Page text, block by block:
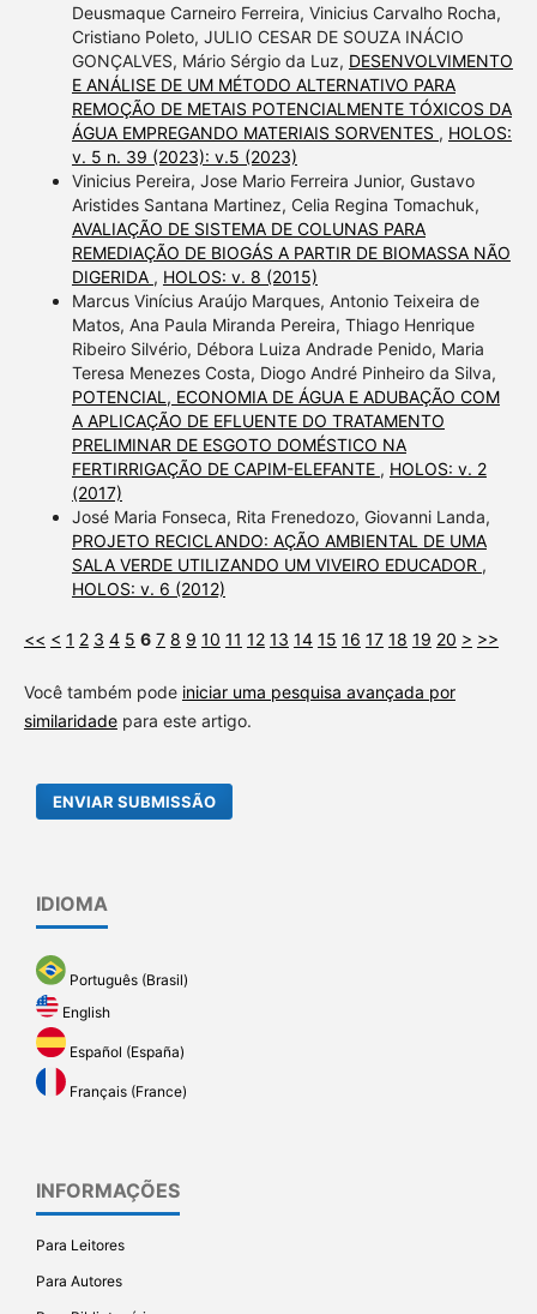
Deusmaque Carneiro Ferreira, Vinicius Carvalho Rocha,
Cristiano Poleto, JULIO CESAR DE SOUZA INÁCIO
GONÇALVES, Mário Sérgio da Luz, DESENVOLVIMENTO
E ANÁLISE DE UM MÉTODO ALTERNATIVO PARA
REMOÇÃO DE METAIS POTENCIALMENTE TÓXICOS DA
ÁGUA EMPREGANDO MATERIAIS SORVENTES , HOLOS:
v. 5 n. 39 (2023): v.5 (2023)
Vinicius Pereira, Jose Mario Ferreira Junior, Gustavo
Aristides Santana Martinez, Celia Regina Tomachuk,
AVALIAÇÃO DE SISTEMA DE COLUNAS PARA
REMEDIAÇÃO DE BIOGÁS A PARTIR DE BIOMASSA NÃO
DIGERIDA , HOLOS: v. 8 (2015)
Marcus Vinícius Araújo Marques, Antonio Teixeira de
Matos, Ana Paula Miranda Pereira, Thiago Henrique
Ribeiro Silvério, Débora Luiza Andrade Penido, Maria
Teresa Menezes Costa, Diogo André Pinheiro da Silva,
POTENCIAL, ECONOMIA DE ÁGUA E ADUBAÇÃO COM
A APLICAÇÃO DE EFLUENTE DO TRATAMENTO
PRELIMINAR DE ESGOTO DOMÉSTICO NA
FERTIRRIGAÇÃO DE CAPIM-ELEFANTE , HOLOS: v. 2
(2017)
José Maria Fonseca, Rita Frenedozo, Giovanni Landa,
PROJETO RECICLANDO: AÇÃO AMBIENTAL DE UMA
SALA VERDE UTILIZANDO UM VIVEIRO EDUCADOR ,
HOLOS: v. 6 (2012)
<< < 1 2 3 4 5 6 7 8 9 10 11 12 13 14 15 16 17 18 19 20 > >>
Você também pode iniciar uma pesquisa avançada por
similaridadepara este artigo.
ENVIAR SUBMISSÃO
IDIOMA
Português (Brasil)
English
Español (España)
Français (France)
INFORMAÇÕES
Para Leitores
Para Autores